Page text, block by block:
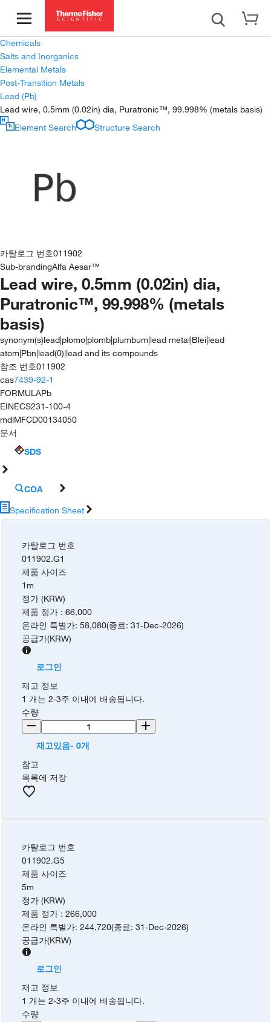
Chemicals
Salts and Inorganics
Elemental Metals
Post-Transition Metals
Lead (Pb)
Lead wire, 0.5mm (0.02in) dia, Puratronic™, 99.998% (metals basis)
Element Search
Structure Search
카탈로그 번호011902
Sub-brandingAlfa Aesar™
Lead wire, 0.5mm (0.02in) dia,
Puratronic™, 99.998% (metals
basis)
synonym(s)lead|plomo|plomb|plumbum|lead metal|Blei|lead
atom|Pbn|lead(0)|lead and its compounds
참조 번호011902
cas7439-92-1
FORMULAPb
EINECS231-100-4
mdlMFCD00134050
문서
SDS
COA
Specification Sheet
카탈로그 번호
011902.G1
제품 사이즈
1m
정가 (KRW)
제품 정가 :66,000
온라인 특별가:58,080(종료:31-Dec-2026)
공급가(KRW)
로그인
재고 정보
1 개는 2-3주 이내에 배송됩니다.
수량
재고있음- 0개
참고
목록에 저장
카탈로그 번호
011902.G5
제품 사이즈
5m
정가 (KRW)
제품 정가 :266,000
온라인 특별가:244,720(종료:31-Dec-2026)
공급가(KRW)
로그인
재고 정보
1 개는 2-3주 이내에 배송됩니다.
수량